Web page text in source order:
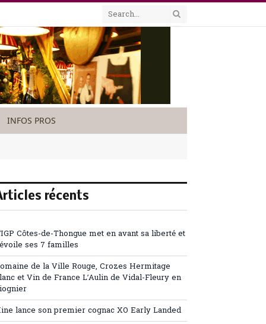
INFOS PROS
récents
Côtes-de-Thongue met en avant sa liberté et
ses 7 familles
de la Ville Rouge, Crozes Hermitage
et Vin de France L’Aulin de Vidal-Fleury en
lance son premier cognac XO Early Landed